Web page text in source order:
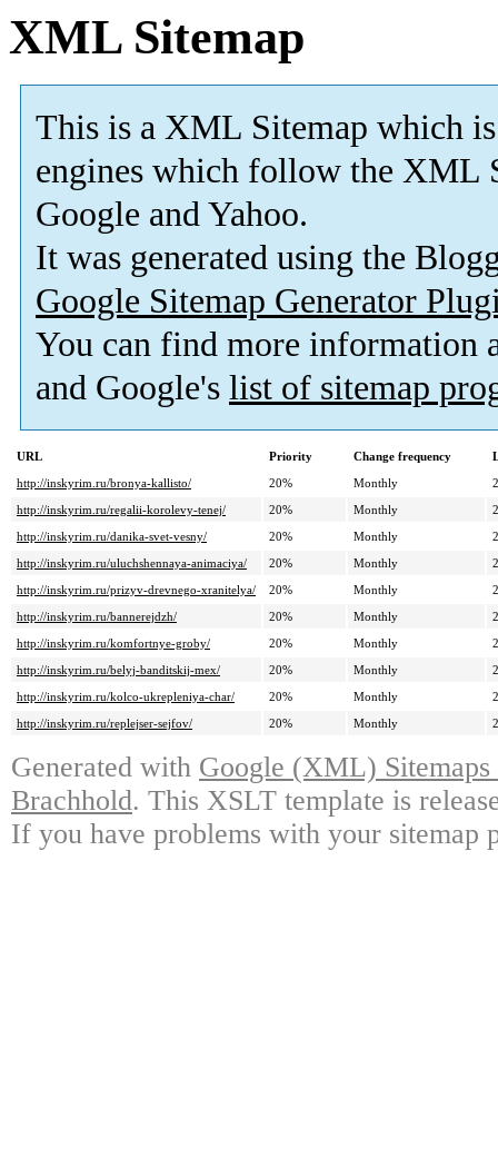
XML Sitemap
This is a XML Sitemap which is
engines which follow the XML
Google and Yahoo.
It was generated using the
Google Sitemap Generator
You can find more information
and Google's list of sitemap
URL Priority Change frequency
http://inskyrim.ru/bronya-kallisto/
20% Monthly
http://inskyrim.ru/regalii-korolevy-tenej/
20% Monthly
http://inskyrim.ru/danika-svet-vesny/
20% Monthly
http://inskyrim.ru/uluchshennaya-animaciya/
20% Monthly
http://inskyrim.ru/prizyv-drevnego-xranitelya/
20% Monthly
http://inskyrim.ru/bannerejdzh/
20% Monthly
http://inskyrim.ru/komfortnye-groby/
20% Monthly
http://inskyrim.ru/belyj-banditskij-mex/
20% Monthly
http://inskyrim.ru/kolco-ukrepleniya-char/
20% Monthly
http://inskyrim.ru/replejser-sejfov/
20% Monthly
Generated with Google (XML)
Brachhold. This XSLT template is
If you have problems with your sitemap